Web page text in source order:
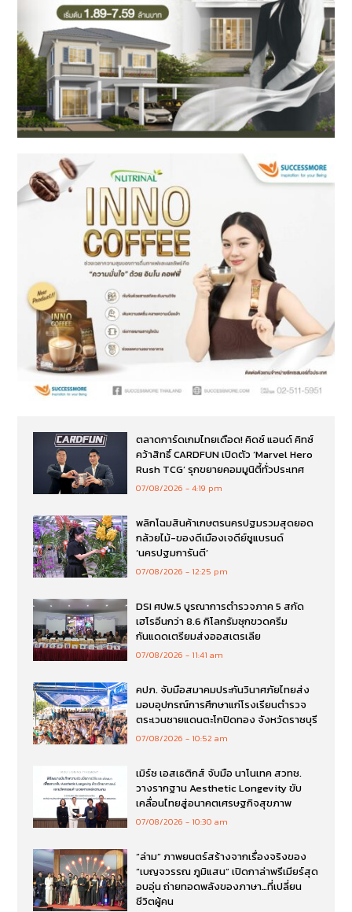
ตลาดการ์ดเกมไทยเดือด! คิดซ์ แอนด์ คิทซ์
คว้าสิทธิ์ CARDFUN เปิดตัว ‘Marvel Hero
Rush TCG’ รุกขยายคอมมูนิตี้ทั่วประเทศ
07/08/2026 4:19 pm
พลิกโฉมสินค้าเกษตรนครปฐมรวมสุดยอด
กล้วยไม้-ของดีเมืองเจดีย์ชูแบรนด์
‘นครปฐมการันตี’
07/08/2026 12:25 pm
DSI ศปพ.5 บูรณาการตำรวจภาค 5 สกัด
เฮโรอีนกว่า 8.6 กิโลกรัมซุกขวดครีม
กันแดดเตรียมส่งออสเตรเลีย
07/08/2026 11:41 am
คปภ. จับมือสมาคมประกันวินาศภัยไทยส่ง
มอบอุปกรณ์การศึกษาแก่โรงเรียนตำรวจ
ตระเวนชายแดนตะโกปิดทอง จังหวัดราชบุรี
07/08/2026 10:52 am
เมิร์ซ เอสเธติกส์ จับมือ นาโนเทค สวทช.
วางรากฐาน Aesthetic Longevity ขับ
เคลื่อนไทยสู่อนาคตเศรษฐกิจสุขภาพ
07/08/2026 10:30 am
“ล่าม” ภาพยนตร์สร้างจากเรื่องจริงของ
“เบญจวรรณ ภูมิแสน” เปิดกาล่าพรีเมียร์สุด
อบอุ่น ถ่ายทอดพลังของภาษา…ที่เปลี่ยน
ชีวิตผู้คน